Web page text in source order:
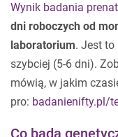
Wynik badania
dni roboczych od
laboratorium. Jest
szybciej (5-6 dni).
mówią, w jakim
pro: badanienifty.pl/
Co bada